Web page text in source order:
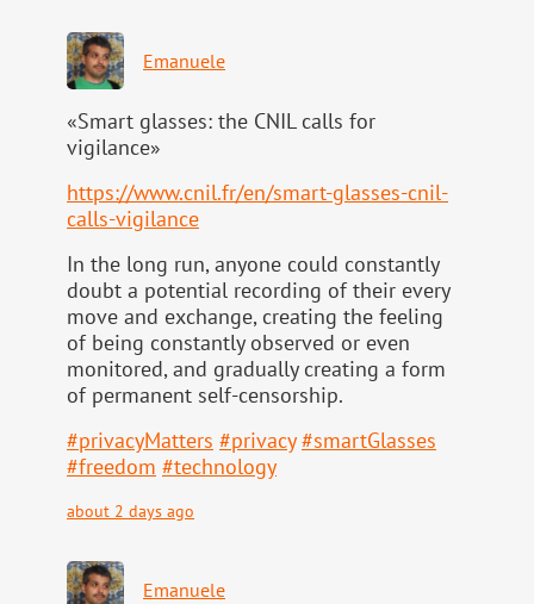
Emanuele
«Smart glasses: the CNIL calls for
vigilance»
https://www.cnil.fr/en/smart-glasses-cnil-
calls-vigilance
In the long run, anyone could constantly
doubt a potential recording of their every
move and exchange, creating the feeling
of being constantly observed or even
monitored, and gradually creating a form
of permanent self-censorship.
#privacyMatters #privacy #smartGlasses
#freedom #technology
about 2 days ago
Emanuele